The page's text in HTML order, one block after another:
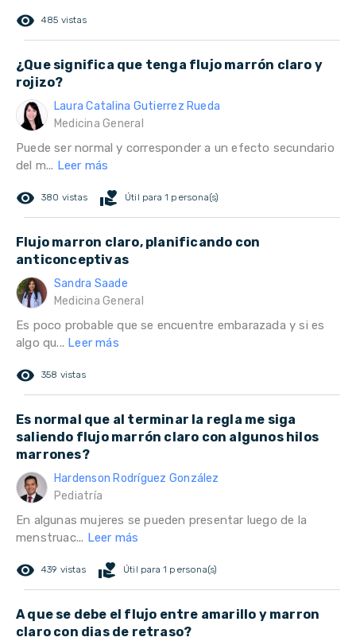
remove_red_eye 485 vistas
¿Que significa que tenga flujo marrón claro y
rojizo?
Laura Catalina Gutierrez Rueda
Medicina General
Puede ser normal y corresponder a un efecto secundario
del m... Leer más
remove_red_eye 380 vistas volunteer_activism Útil para 1 persona(s)
Flujo marron claro, planificando con
anticonceptivas
Sandra Saade
Medicina General
Es poco probable que se encuentre embarazada y si es
algo qu... Leer más
remove_red_eye 358 vistas
Es normal que al terminar la regla me siga
saliendo flujo marrón claro con algunos hilos
marrones?
Hardenson Rodríguez González
Pediatría
En algunas mujeres se pueden presentar luego de la
menstruac... Leer más
remove_red_eye 439 vistas volunteer_activism Útil para 1 persona(s)
A que se debe el flujo entre amarillo y marron
claro con dias de retraso?